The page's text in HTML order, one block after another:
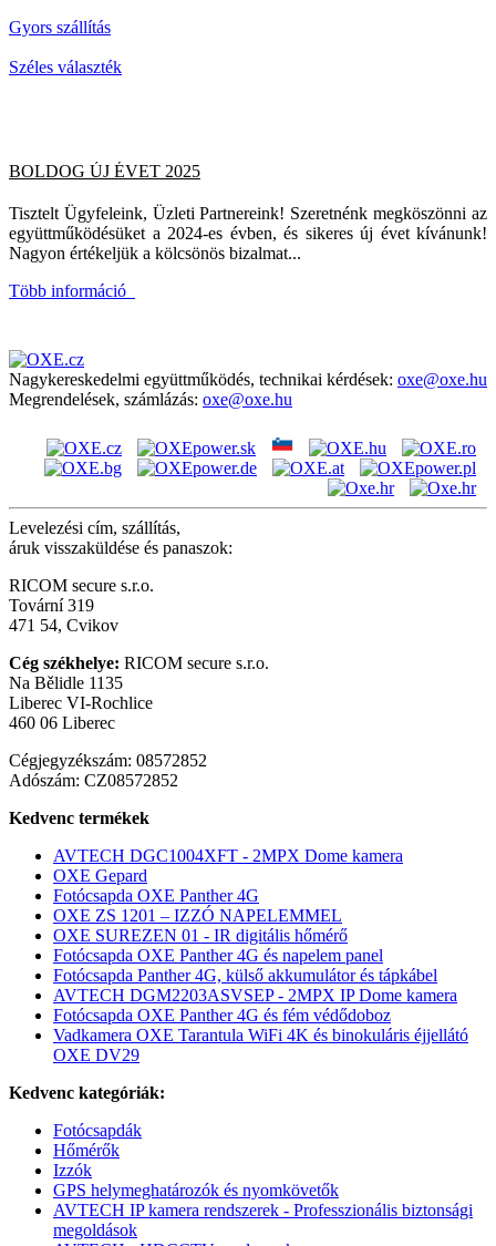
Gyors szállítás
Széles választék
BOLDOG ÚJ ÉVET 2025
Tisztelt Ügyfeleink, Üzleti Partnereink! Szeretnénk megköszönni az
együttműködésüket a 2024-es évben, és sikeres új évet kívánunk!
Nagyon értékeljük a kölcsönös bizalmat...
Több információ
Nagykereskedelmi együttműködés, technikai kérdések: oxe@oxe.hu
Megrendelések, számlázás: oxe@oxe.hu
Levelezési cím, szállítás,
áruk visszaküldése és panaszok:
RICOM secure s.r.o.
Tovární 319
471 54, Cvikov
Cég székhelye: RICOM secure s.r.o.
Na Bělidle 1135
Liberec VI-Rochlice
460 06 Liberec
Cégjegyzékszám: 08572852
Adószám: CZ08572852
Kedvenc termékek
AVTECH DGC1004XFT - 2MPX Dome kamera
OXE Gepard
Fotócsapda OXE Panther 4G
OXE ZS 1201 – IZZÓ NAPELEMMEL
OXE SUREZEN 01 - IR digitális hőmérő
Fotócsapda OXE Panther 4G és napelem panel
Fotócsapda Panther 4G, külső akkumulátor és tápkábel
AVTECH DGM2203ASVSEP - 2MPX IP Dome kamera
Fotócsapda OXE Panther 4G és fém védődoboz
Vadkamera OXE Tarantula WiFi 4K és binokuláris éjjellátó
OXE DV29
Kedvenc kategóriák:
Fotócsapdák
Hőmérők
Izzók
GPS helymeghatározók és nyomkövetők
AVTECH IP kamera rendszerek - Professzionális biztonsági
megoldások